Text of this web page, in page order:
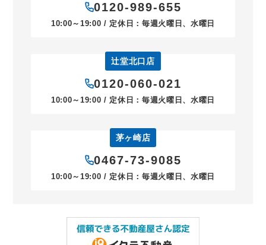
0120-989-655
10:00～19:00 / 定休日：毎週火曜日、水曜日
辻堂北口店
0120-060-021
10:00～19:00 / 定休日：毎週火曜日、水曜日
茅ヶ崎店
0467-73-9085
10:00～19:00 / 定休日：毎週火曜日、水曜日